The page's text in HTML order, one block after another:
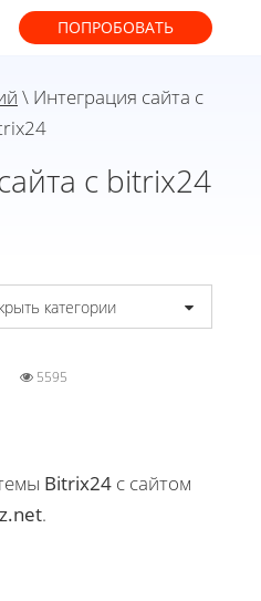
ПОПРОБОВАТЬ
\ Интеграция сайта с
с bitrix24
категории
5595
Bitrix24 с сайтом
.